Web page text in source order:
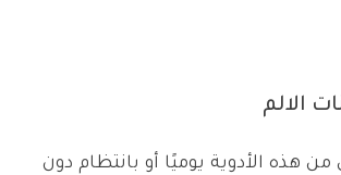
من هذه الأدوية يوميًا أو بانتظام دون